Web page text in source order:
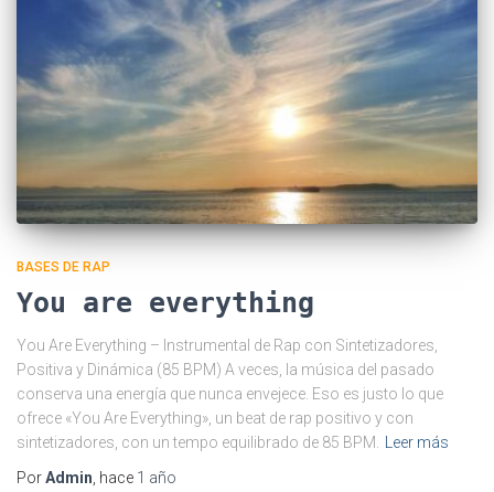
BASES DE RAP
You are everything
You Are Everything – Instrumental de Rap con Sintetizadores,
Positiva y Dinámica (85 BPM) A veces, la música del pasado
conserva una energía que nunca envejece. Eso es justo lo que
ofrece «You Are Everything», un beat de rap positivo y con
sintetizadores, con un tempo equilibrado de 85 BPM.
Leer más
PorAdmin , hace 1 año